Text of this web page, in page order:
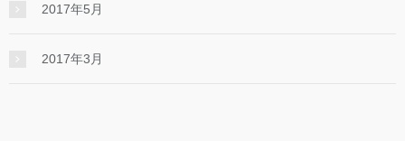
2017年5月
2017年3月